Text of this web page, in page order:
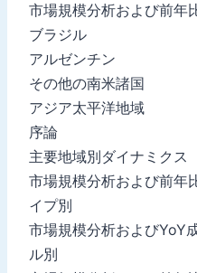
市場規模分析および前年
ブラジル
アルゼンチン
その他の南米諸国
アジア太平洋地域
序論
主要地域別ダイナミクス
市場規模分析および前年
イプ別
市場規模分析およびYoY
ル別